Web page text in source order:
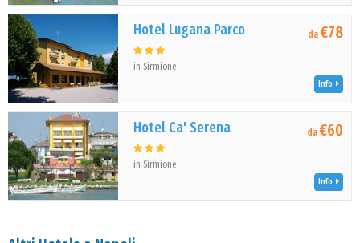
Hotel Lugana Parco
in Sirmione
da€78
Info
Hotel Ca' Serena
in Sirmione
da€60
Info